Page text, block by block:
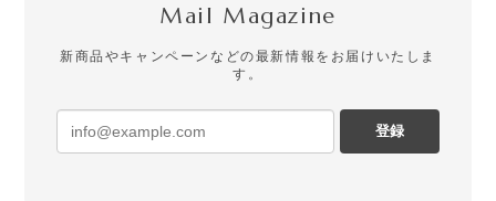
Mail Magazine
新商品やキャンペーンなどの最新情報をお届けいたしま
す。
登録